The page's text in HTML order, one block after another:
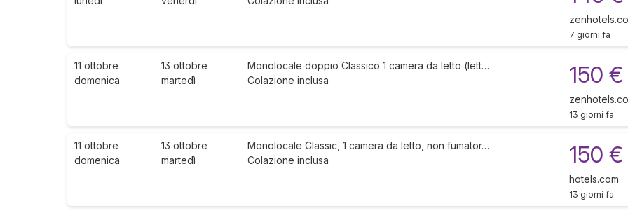
7 giorni fa
11 ottobre
domenica
13 ottobre
martedì
Monolocale doppio Classico 1 camera da letto (lett…
Colazione inclusa
150 €
13 giorni fa
11 ottobre
domenica
13 ottobre
martedì
Monolocale Classic, 1 camera da letto, non fumator…
Colazione inclusa
150 €
hotels.com
13 giorni fa